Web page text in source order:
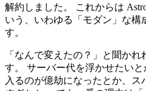
解約しました。 これからは
いう、いわゆる「モダン」な構
す。
「なんで変えたの？」と聞か
す。 サーバー代を浮かせたいと
入るのが億劫になったとか、